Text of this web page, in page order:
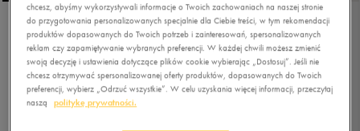
CHAMPION SQUIRT G PS
5.0( 10)
29,99 złz Vat
chcesz, abyśmy wykorzystywali informacje o Twoich zachowaniach na naszej stronie
do przygotowania personalizowanych specjalnie dla Ciebie treści, w tym rekomendacji
produktów dopasowanych do Twoich potrzeb i zainteresowań, spersonalizowanych
reklam czy zapamiętywanie wybranych preferencji. W każdej chwili możesz zmienić
swoją decyzję i ustawienia dotyczące plików cookie wybierając „Dostosuj”. Jeśli nie
chcesz otrzymywać spersonalizowanej oferty produktów, dopasowanych do Twoich
preferencji, wybierz „Odrzuć wszystkie”. W celu uzyskania więcej informacji, przeczytaj
naszą
politykę prywatności.